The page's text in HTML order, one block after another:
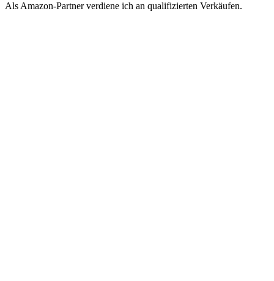
Als Amazon-Partner verdiene ich an qualifizierten Verkäufen.